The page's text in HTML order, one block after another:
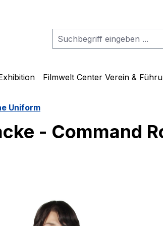
Filmwelt Center Verein &
Uniform
- Command